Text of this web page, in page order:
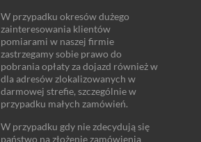
W przypadku okresów dużego
zainteresowania klientów
pomiarami w naszej firmie
zastrzegamy sobie prawo do
pobrania opłaty za dojazd również w
dla adresów zlokalizowanych w
darmowej strefie, szczególnie w
przypadku małych zamówień.
W przypadku gdy nie zdecydują się
państwo na złożenie zamówienia